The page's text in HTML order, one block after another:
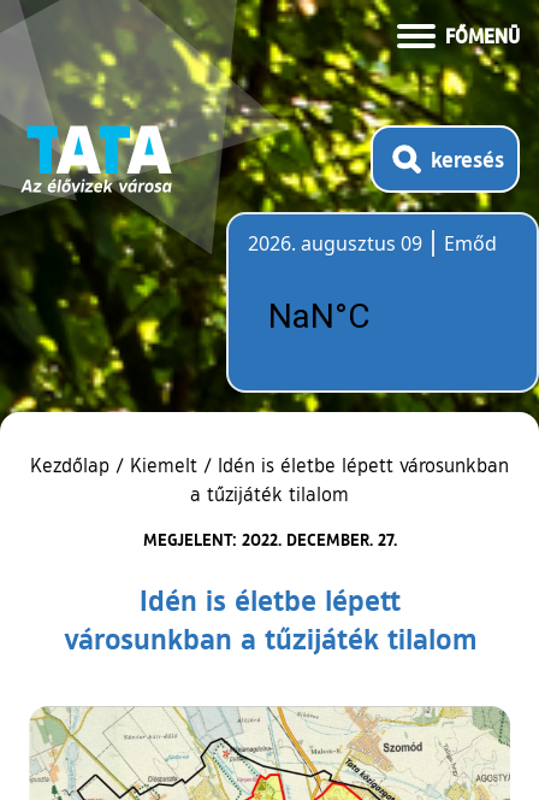
FŐMENÜ
keresés
2026. augusztus 09
Emőd
Kezdőlap / Kiemelt / Idén is életbe lépett városunkban
a tűzijáték tilalom
MEGJELENT: 2022. DECEMBER. 27.
Idén is életbe lépett
városunkban a tűzijáték tilalom